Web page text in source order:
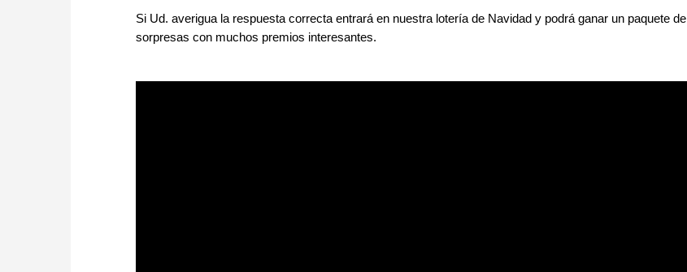
Si Ud. averigua la respuesta correcta entrará en nuestra lotería de Navidad y podrá ganar un paquete de
sorpresas con muchos premios interesantes.